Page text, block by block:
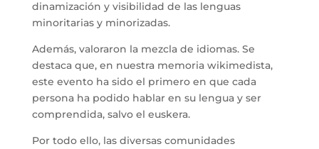
dinamización y visibilidad de las lenguas
minoritarias y minorizadas.
Además, valoraron la mezcla de idiomas. Se
destaca que, en nuestra memoria wikimedista,
este evento ha sido el primero en que cada
persona ha podido hablar en su lengua y ser
comprendida, salvo el euskera.
Por todo ello, las diversas comunidades